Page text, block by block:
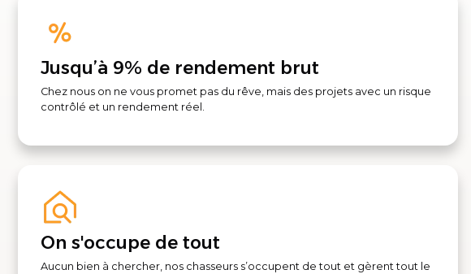
Jusqu’à 9% de rendement brut
Chez nous on ne vous promet pas du rêve, mais des projets avec un risque
contrôlé et un rendement réel.
On s'occupe de tout
Aucun bien à chercher, nos chasseurs s’occupent de tout et gèrent tout le